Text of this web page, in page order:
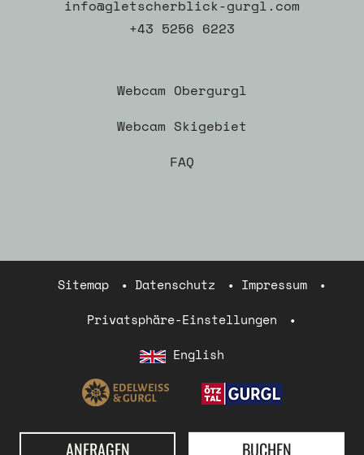
info@gletscherblick-gurgl.com
+43 5256 6223
Webcam Obergurgl
Webcam Skigebiet
FAQ
Sitemap Datenschutz
Impressum
Privatsphäre-Einstellungen
English
ANFRAGEN BUCHEN